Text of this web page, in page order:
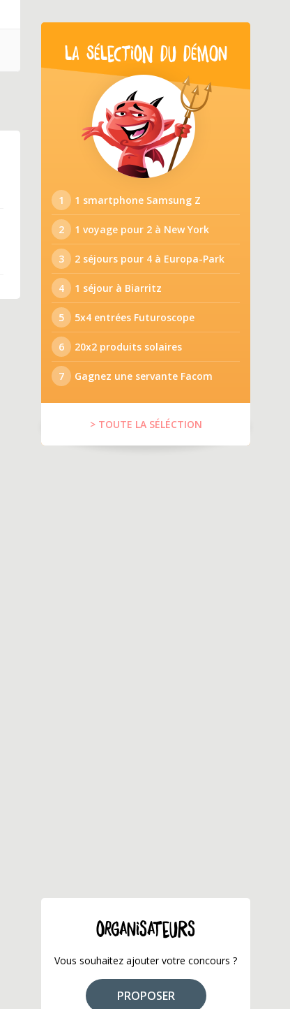
LA SÉLECTION DU DÉMON
1 1 smartphone Samsung Z
2 1 voyage pour 2 à New York
3 2 séjours pour 4 à Europa-Park
4 1 séjour à Biarritz
5 5x4 entrées Futuroscope
6 20x2 produits solaires
7 Gagnez une servante Facom
> TOUTE LA SÉLÉCTION
ORGANISATEURS
Vous souhaitez ajouter votre concours ?
PROPOSER